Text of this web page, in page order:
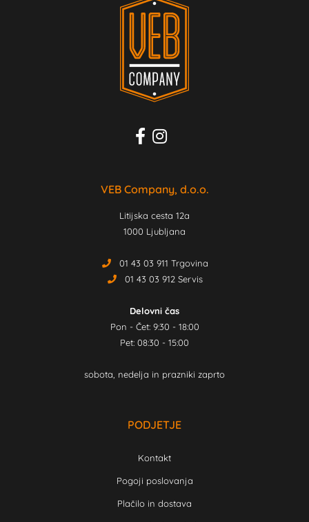
VEB Company, d.o.o.
Litijska cesta 12a
1000 Ljubljana
01 43 03 911 Trgovina
01 43 03 912 Servis
Delovni čas
Pon - Čet: 9:30 - 18:00
Pet: 08:30 - 15:00
sobota, nedelja in prazniki zaprto
PODJETJE
Kontakt
Pogoji poslovanja
Plačilo in dostava